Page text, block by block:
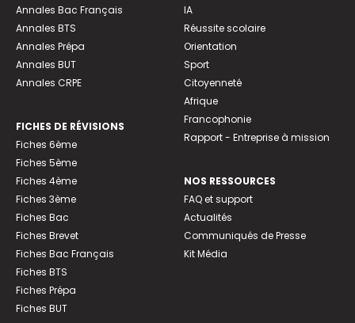
Annales Bac Français
Annales BTS
Annales Prépa
Annales BUT
Annales CRPE
FICHES DE RÉVISIONS
Fiches 6ème
Fiches 5ème
Fiches 4ème
Fiches 3ème
Fiches Bac
Fiches Brevet
Fiches Bac Français
Fiches BTS
Fiches Prépa
Fiches BUT
IA
Réussite scolaire
Orientation
Sport
Citoyenneté
Afrique
Francophonie
Rapport - Entreprise à mission
NOS RESSOURCES
FAQ et support
Actualités
Communiqués de Presse
Kit Média